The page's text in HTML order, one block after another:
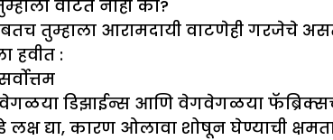
वाटत नाही का?
तुम्हाला आरामदायी वाटणेही गरजेचे
हवीत :
डिझाईन्स आणि वेगवेगळया
द्या, कारण ओलावा शोषून घेण्याची